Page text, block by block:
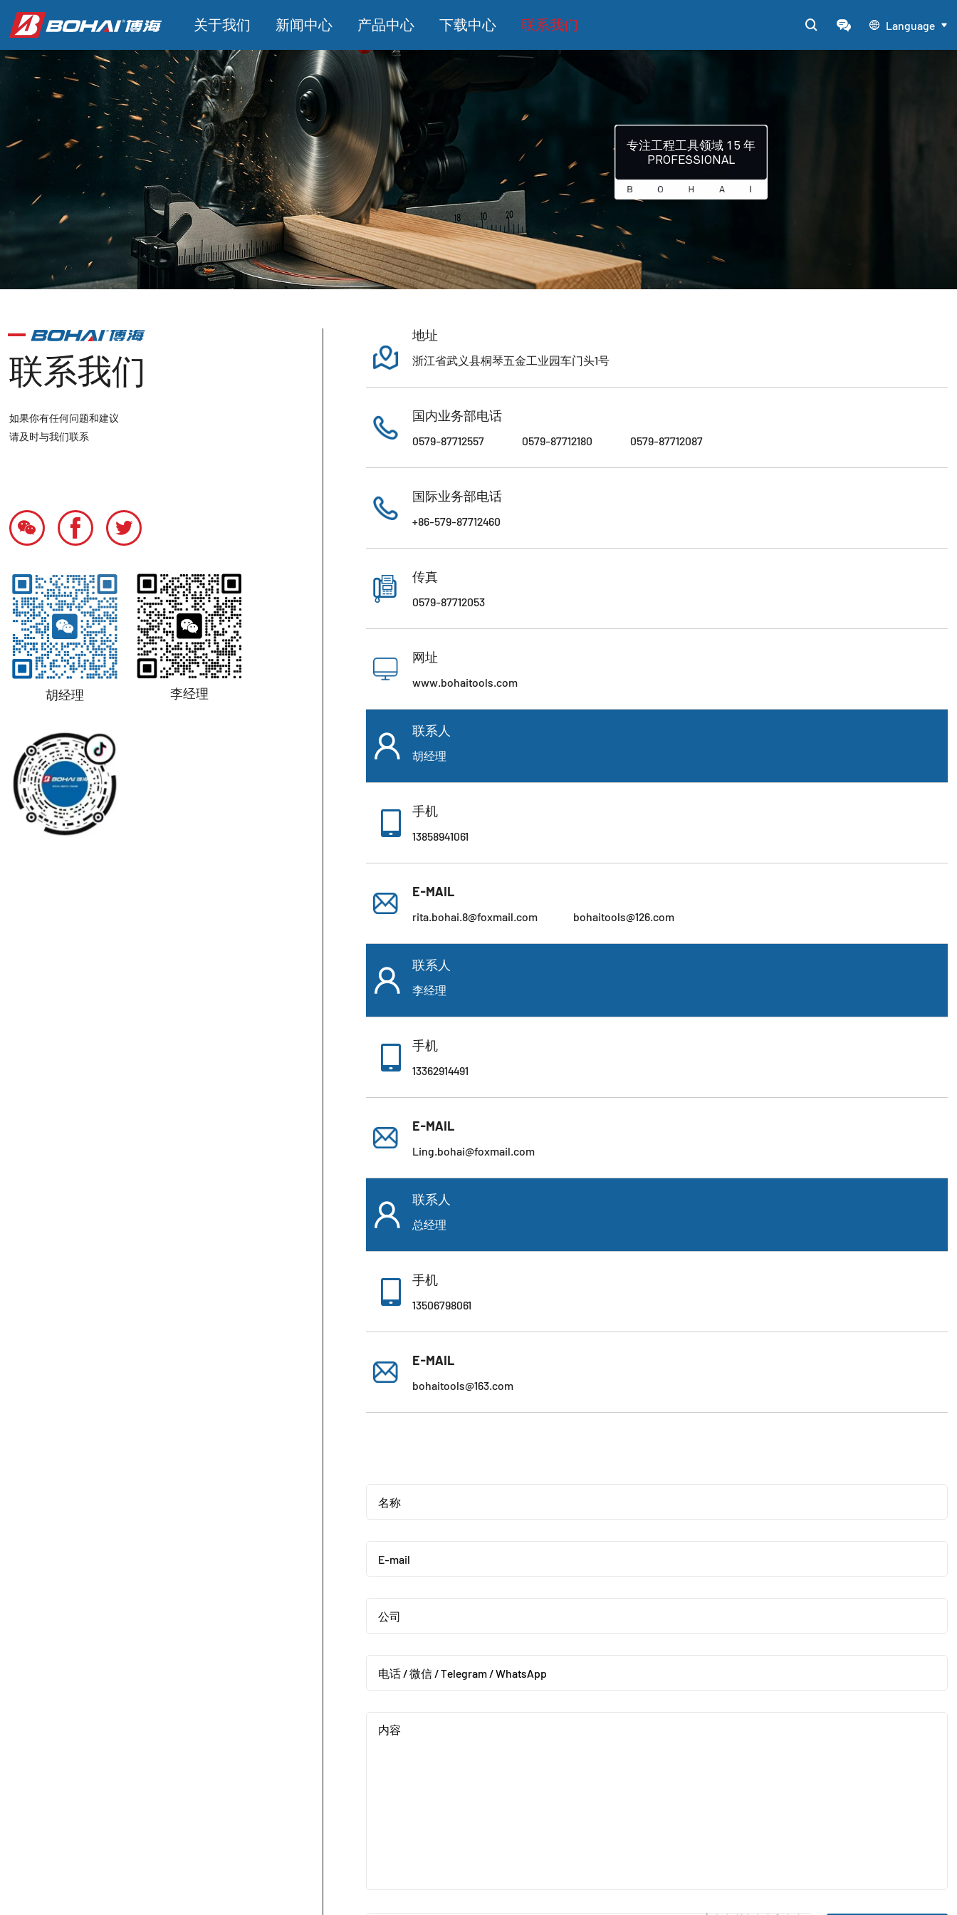
关于我们 新闻中心 产品中心 下载中心 联系我们    Language 
专注工程工具领域 15 年
PROFESSIONAL
联系我们
如果你有任何问题和建议
请及时与我们联系
  
胡经理 李经理
地址
浙江省武义县桐琴五金工业园车门头1号
国内业务部电话
0579-87712557 0579-87712180 0579-87712087
国际业务部电话
+86-579-87712460
传真
0579-87712053
网址
www.bohaitools.com

联系人
胡经理
 手机
13858941061
E-MAIL
rita.bohai.8@foxmail.com bohaitools@126.com

联系人
李经理
 手机
13362914491
E-MAIL
Ling.bohai@foxmail.com

联系人
总经理
 手机
13506798061
E-MAIL
bohaitools@163.com